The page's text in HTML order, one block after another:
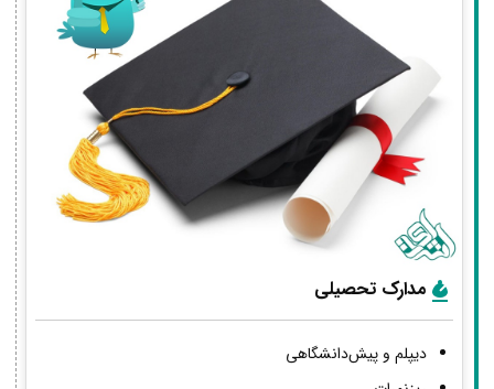
مدارک تحصیلی
دیپلم و پیش‌دانشگاهی